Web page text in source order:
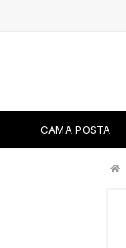
CAMA POSTA